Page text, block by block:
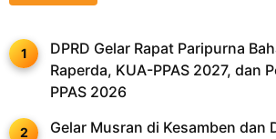
DPRD Gelar Rapat Paripurna
Raperda, KUA-PPAS 2027, dan
PPAS 2026
Gelar Musran di Kesamben dan